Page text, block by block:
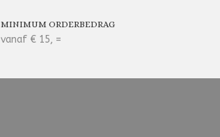
MINIMUM ORDERBEDRAG
vanaf € 15, =